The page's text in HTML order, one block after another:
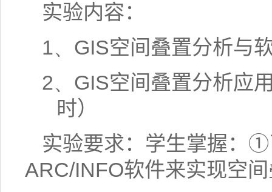
实验内容：
1、 GIS空间叠置分析与
2、 GIS空间叠置分析应
时）
实验要求：学生掌握：
ARC/INFO软件来实现空